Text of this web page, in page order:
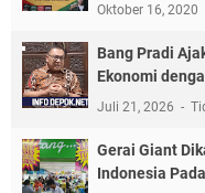
Oktober 16, 2020
Bang Pradi
Ekonomi
Juli 21, 2026
Gerai Giant
Indonesia